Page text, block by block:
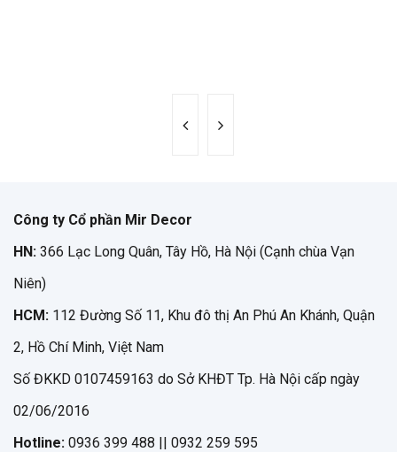
Công ty Cổ phần Mir Decor
HN: 366 Lạc Long Quân, Tây Hồ, Hà Nội (Cạnh chùa Vạn
Niên)
HCM: 112 Đường Số 11, Khu đô thị An Phú An Khánh, Quận
2, Hồ Chí Minh, Việt Nam
Số ĐKKD 0107459163 do Sở KHĐT Tp. Hà Nội cấp ngày
02/06/2016
Hotline: 0936 399 488 || 0932 259 595